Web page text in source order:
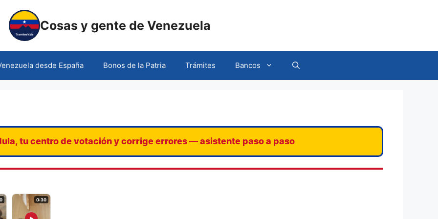
Cosas y gente de Venezuela
desde España Bonos de la Patria Trámites Bancos
tu centro de votación y corrige errores — asistente paso a paso
0:30